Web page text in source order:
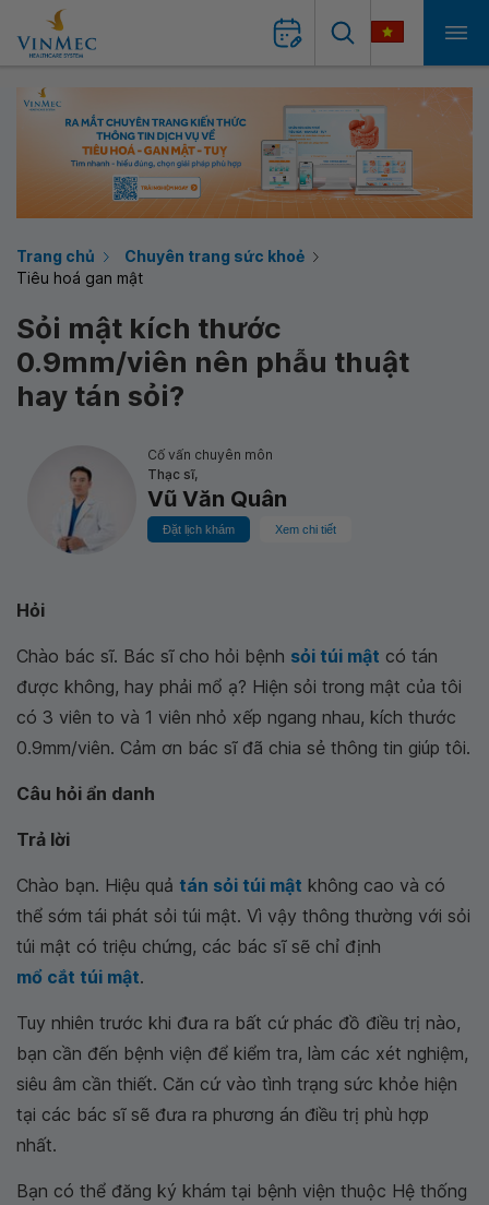
Trang chủ
Chuyên trang sức khoẻ
Tiêu hoá gan mật
Sỏi mật kích thước
0.9mm/viên nên phẫu thuật
hay tán sỏi?
Cố vấn chuyên môn
Thạc sĩ,
Vũ Văn Quân
Đặt lịch khám Xem chi tiết
Hỏi
Chào bác sĩ. Bác sĩ cho hỏi bệnh sỏi túi mật có tán
được không, hay phải mổ ạ? Hiện sỏi trong mật của tôi
có 3 viên to và 1 viên nhỏ xếp ngang nhau, kích thước
0.9mm/viên. Cảm ơn bác sĩ đã chia sẻ thông tin giúp tôi.
Câu hỏi ẩn danh
Trả lời
Chào bạn. Hiệu quả tán sỏi túi mật không cao và có
thể sớm tái phát sỏi túi mật. Vì vậy thông thường với sỏi
túi mật có triệu chứng, các bác sĩ sẽ chỉ định
mổ cắt túi mật.
Tuy nhiên trước khi đưa ra bất cứ phác đồ điều trị nào,
bạn cần đến bệnh viện để kiểm tra, làm các xét nghiệm,
siêu âm cần thiết. Căn cứ vào tình trạng sức khỏe hiện
tại các bác sĩ sẽ đưa ra phương án điều trị phù hợp
nhất.
Bạn có thể đăng ký khám tại bệnh viện thuộc Hệ thống